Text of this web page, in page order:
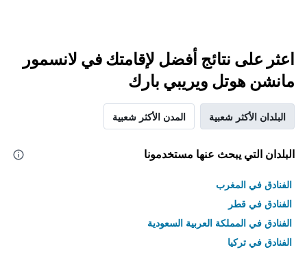
اعثر على نتائج أفضل لإقامتك في لانسمور
مانشن هوتل ويريبي بارك
البلدان الأكثر شعبية المدن الأكثر شعبية
البلدان التي يبحث عنها مستخدمونا
الفنادق في المغرب
الفنادق في قطر
الفنادق في المملكة العربية السعودية
الفنادق في تركيا